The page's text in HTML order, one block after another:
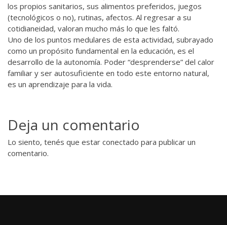
los propios sanitarios, sus alimentos preferidos, juegos
(tecnológicos o no), rutinas, afectos. Al regresar a su
cotidianeidad, valoran mucho más lo que les faltó.
Uno de los puntos medulares de esta actividad, subrayado
como un propósito fundamental en la educación, es el
desarrollo de la autonomía. Poder “desprenderse” del calor
familiar y ser autosuficiente en todo este entorno natural,
es un aprendizaje para la vida.
Deja un comentario
Lo siento, tenés que estar conectado para publicar un
comentario.